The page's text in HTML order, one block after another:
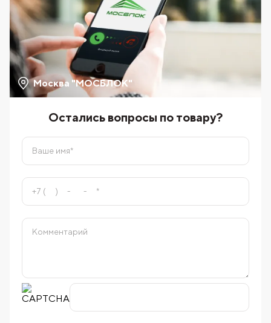
Москва "МОСБЛОК"
Остались вопросы по товару?